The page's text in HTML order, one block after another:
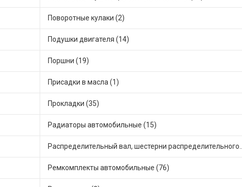
Поворотные кулаки (2)
Подушки двигателя (14)
Поршни (19)
Присадки в масла (1)
Прокладки (35)
Радиаторы автомобильные (15)
Ремкомплекты автомобильные (76)